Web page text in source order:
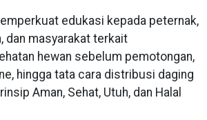
edukasi kepada peternak,
dan masyarakat terkait
hewan sebelum pemotongan,
hingga tata cara distribusi daging
Aman, Sehat, Utuh, dan Halal